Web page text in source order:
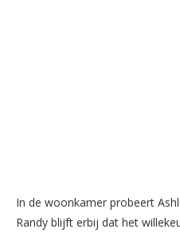
In de woonkamer probeert
Randy blijft erbij dat het